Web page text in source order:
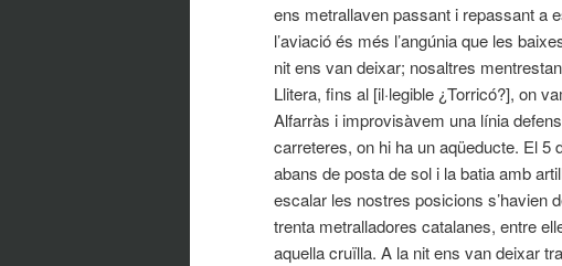
ens metrallaven passant i repassant a
l’aviació és més l’angúnia que les
nit ens van deixar; nosaltres
Llitera, fins al [il·legible ¿Torricó?], on
Alfarràs i improvisàvem una línia
carreteres, on hi ha un aqüeducte. El 5
abans de posta de sol i la batia amb
escalar les nostres posicions s’havien
trenta metralladores catalanes, entre
aquella cruïlla. A la nit ens van deixar